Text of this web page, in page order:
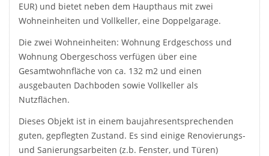
EUR) und bietet neben dem Haupthaus mit zwei
Wohneinheiten und Vollkeller, eine Doppelgarage.
Die zwei Wohneinheiten: Wohnung Erdgeschoss und
Wohnung Obergeschoss verfügen über eine
Gesamtwohnfläche von ca. 132 m2 und einen
ausgebauten Dachboden sowie Vollkeller als
Nutzflächen.
Dieses Objekt ist in einem baujahresentsprechenden
guten, gepflegten Zustand. Es sind einige Renovierungs-
und Sanierungsarbeiten (z.b. Fenster, und Türen)